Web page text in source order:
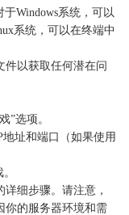
Windows系统，可以
系统，可以在终端中
件以获取任何潜在问
”选项。
址和端口（如果使用
细步骤。请注意，
你的服务器环境和需